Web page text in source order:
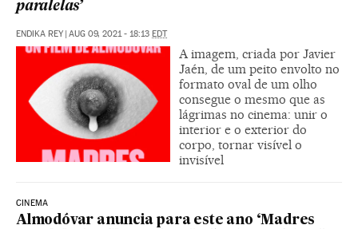
paralelas’
ENDIKA REY AUG 09, 2021 - 18:13 EDT
A imagem, criada por Javier
Jaén, de um peito envolto no
formato oval de um olho
consegue o mesmo que as
lágrimas no cinema: unir o
interior e o exterior do
corpo, tornar visível o
invisível
CINEMA
Almodóvar anuncia para este ano ‘Madres